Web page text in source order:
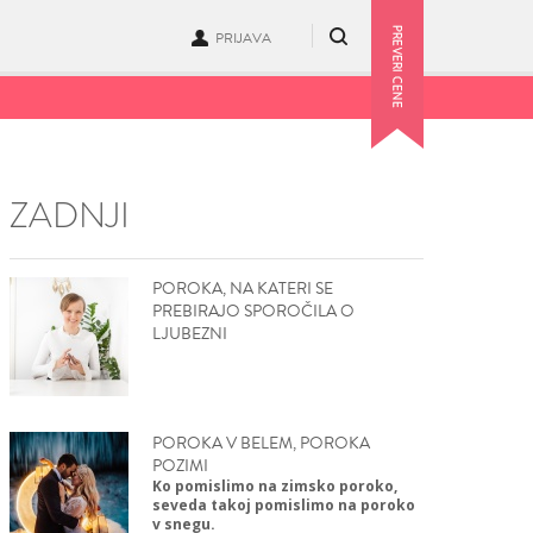
PRIJAVA
ZADNJI
POROKA, NA KATERI SE
PREBIRAJO SPOROČILA O
LJUBEZNI
POROKA V BELEM, POROKA
POZIMI
Ko pomislimo na zimsko poroko,
seveda takoj pomislimo na poroko
v snegu.